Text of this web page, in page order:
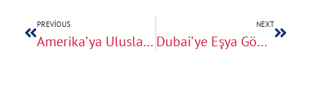
PREVIOUS
Amerika’ya Uluslararası Zati Eşya Taşımacılığı Rehberi
NEXT
Dubai’ye Eşya Gönderme: Türkiye’den Birleşik Arap Emirlikleri’ne Nakliye